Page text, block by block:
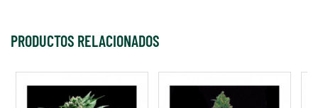
PRODUCTOS RELACIONADOS